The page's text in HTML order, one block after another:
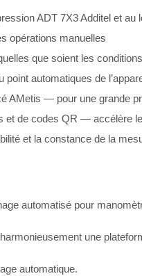
ADT 7X3 Additel et au
opérations manuelles
que soient les
point automatiques de
AMetis — pour une grande
et de codes QR — accélère
et la constance de la
automatisé pour
une
automatique.